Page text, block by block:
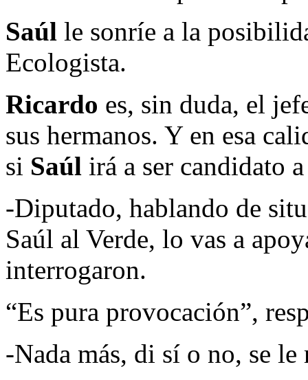
Saúl le sonríe a la
Ecologista.
Ricardo es, sin duda, el
sus hermanos. Y en esa
si Saúl irá a ser candidato
-Diputado, hablando de
Saúl al Verde, lo vas a
interrogaron.
“Es pura provocación”,
-Nada más, di sí o no, se